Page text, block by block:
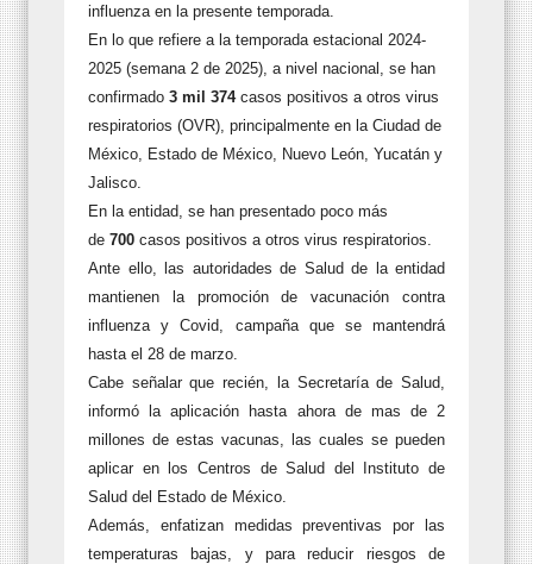
influenza en la presente temporada.
En lo que refiere a la temporada estacional 2024-
2025 (semana 2 de 2025), a nivel nacional, se han
confirmado 3 mil 374casos positivos a otros virus
respiratorios (OVR), principalmente en la Ciudad de
México, Estado de México, Nuevo León, Yucatán y
Jalisco.
En la entidad, se han presentado poco más
de 700 casos positivos a otros virus respiratorios.
Ante ello, las autoridades de Salud de la entidad
mantienen la promoción de vacunación contra
influenza y Covid, campaña que se mantendrá
hasta el 28 de marzo.
Cabe señalar que recién, la Secretaría de Salud,
informó la aplicación hasta ahora de mas de 2
millones de estas vacunas, las cuales se pueden
aplicar en los Centros de Salud del Instituto de
Salud del Estado de México.
Además, enfatizan medidas preventivas por las
temperaturas bajas, y para reducir riesgos de